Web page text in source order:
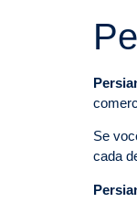
Se
cada